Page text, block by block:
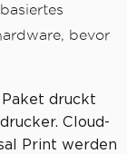
bevor
Paket druckt
Cloud-
Print werden